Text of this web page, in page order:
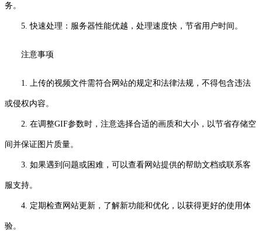
务。
5. 快速处理：服务器性能优越，处理速度快，节省用户时间。
注意事项
1. 上传的视频文件需符合网站的规定和法律法规，不得包含违法
或侵权内容。
2. 在调整GIF参数时，注意选择合适的画质和大小，以节省存储空
间并保证图片质量。
3. 如果遇到问题或困难，可以查看网站提供的帮助文档或联系客
服支持。
4. 定期检查网站更新，了解新功能和优化，以获得更好的使用体
验。